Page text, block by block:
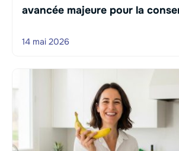
avancée majeure pour la
14 mai 2026